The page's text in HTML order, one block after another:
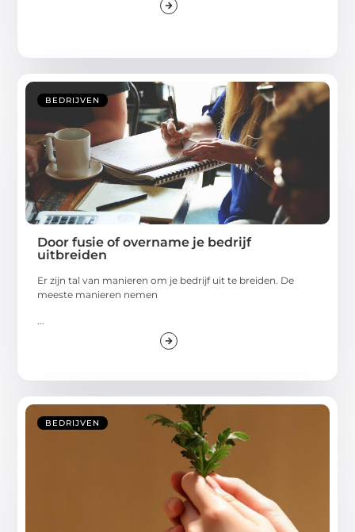
BEDRIJVEN
Door fusie of overname je bedrijf
uitbreiden
Er zijn tal van manieren om je bedrijf uit te breiden. De
meeste manieren nemen
BEDRIJVEN